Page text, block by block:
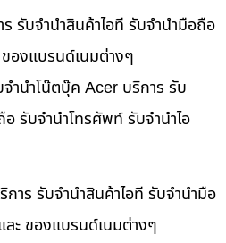
รับจำนำสินค้าไอที รับจำนำมือถือ
องแบรนด์เนมต่างๆ
ำนำโน๊ตบุ๊ค Acer บริการ รับ
รับจำนำโทรศัพท์ รับจำนำไอ
าร รับจำนำสินค้าไอที รับจำนำมือ
ะ ของแบรนด์เนมต่างๆ